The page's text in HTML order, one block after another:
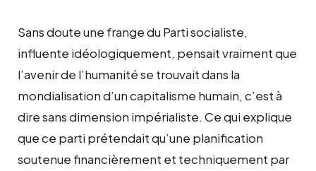
Sans doute une frange du Parti socialiste,
influente idéologiquement, pensait vraiment que
l’avenir de l’humanité se trouvait dans la
mondialisation d’un capitalisme humain, c’est à
dire sans dimension impérialiste. Ce qui explique
que ce parti prétendait qu’une planification
soutenue financièrement et techniquement par